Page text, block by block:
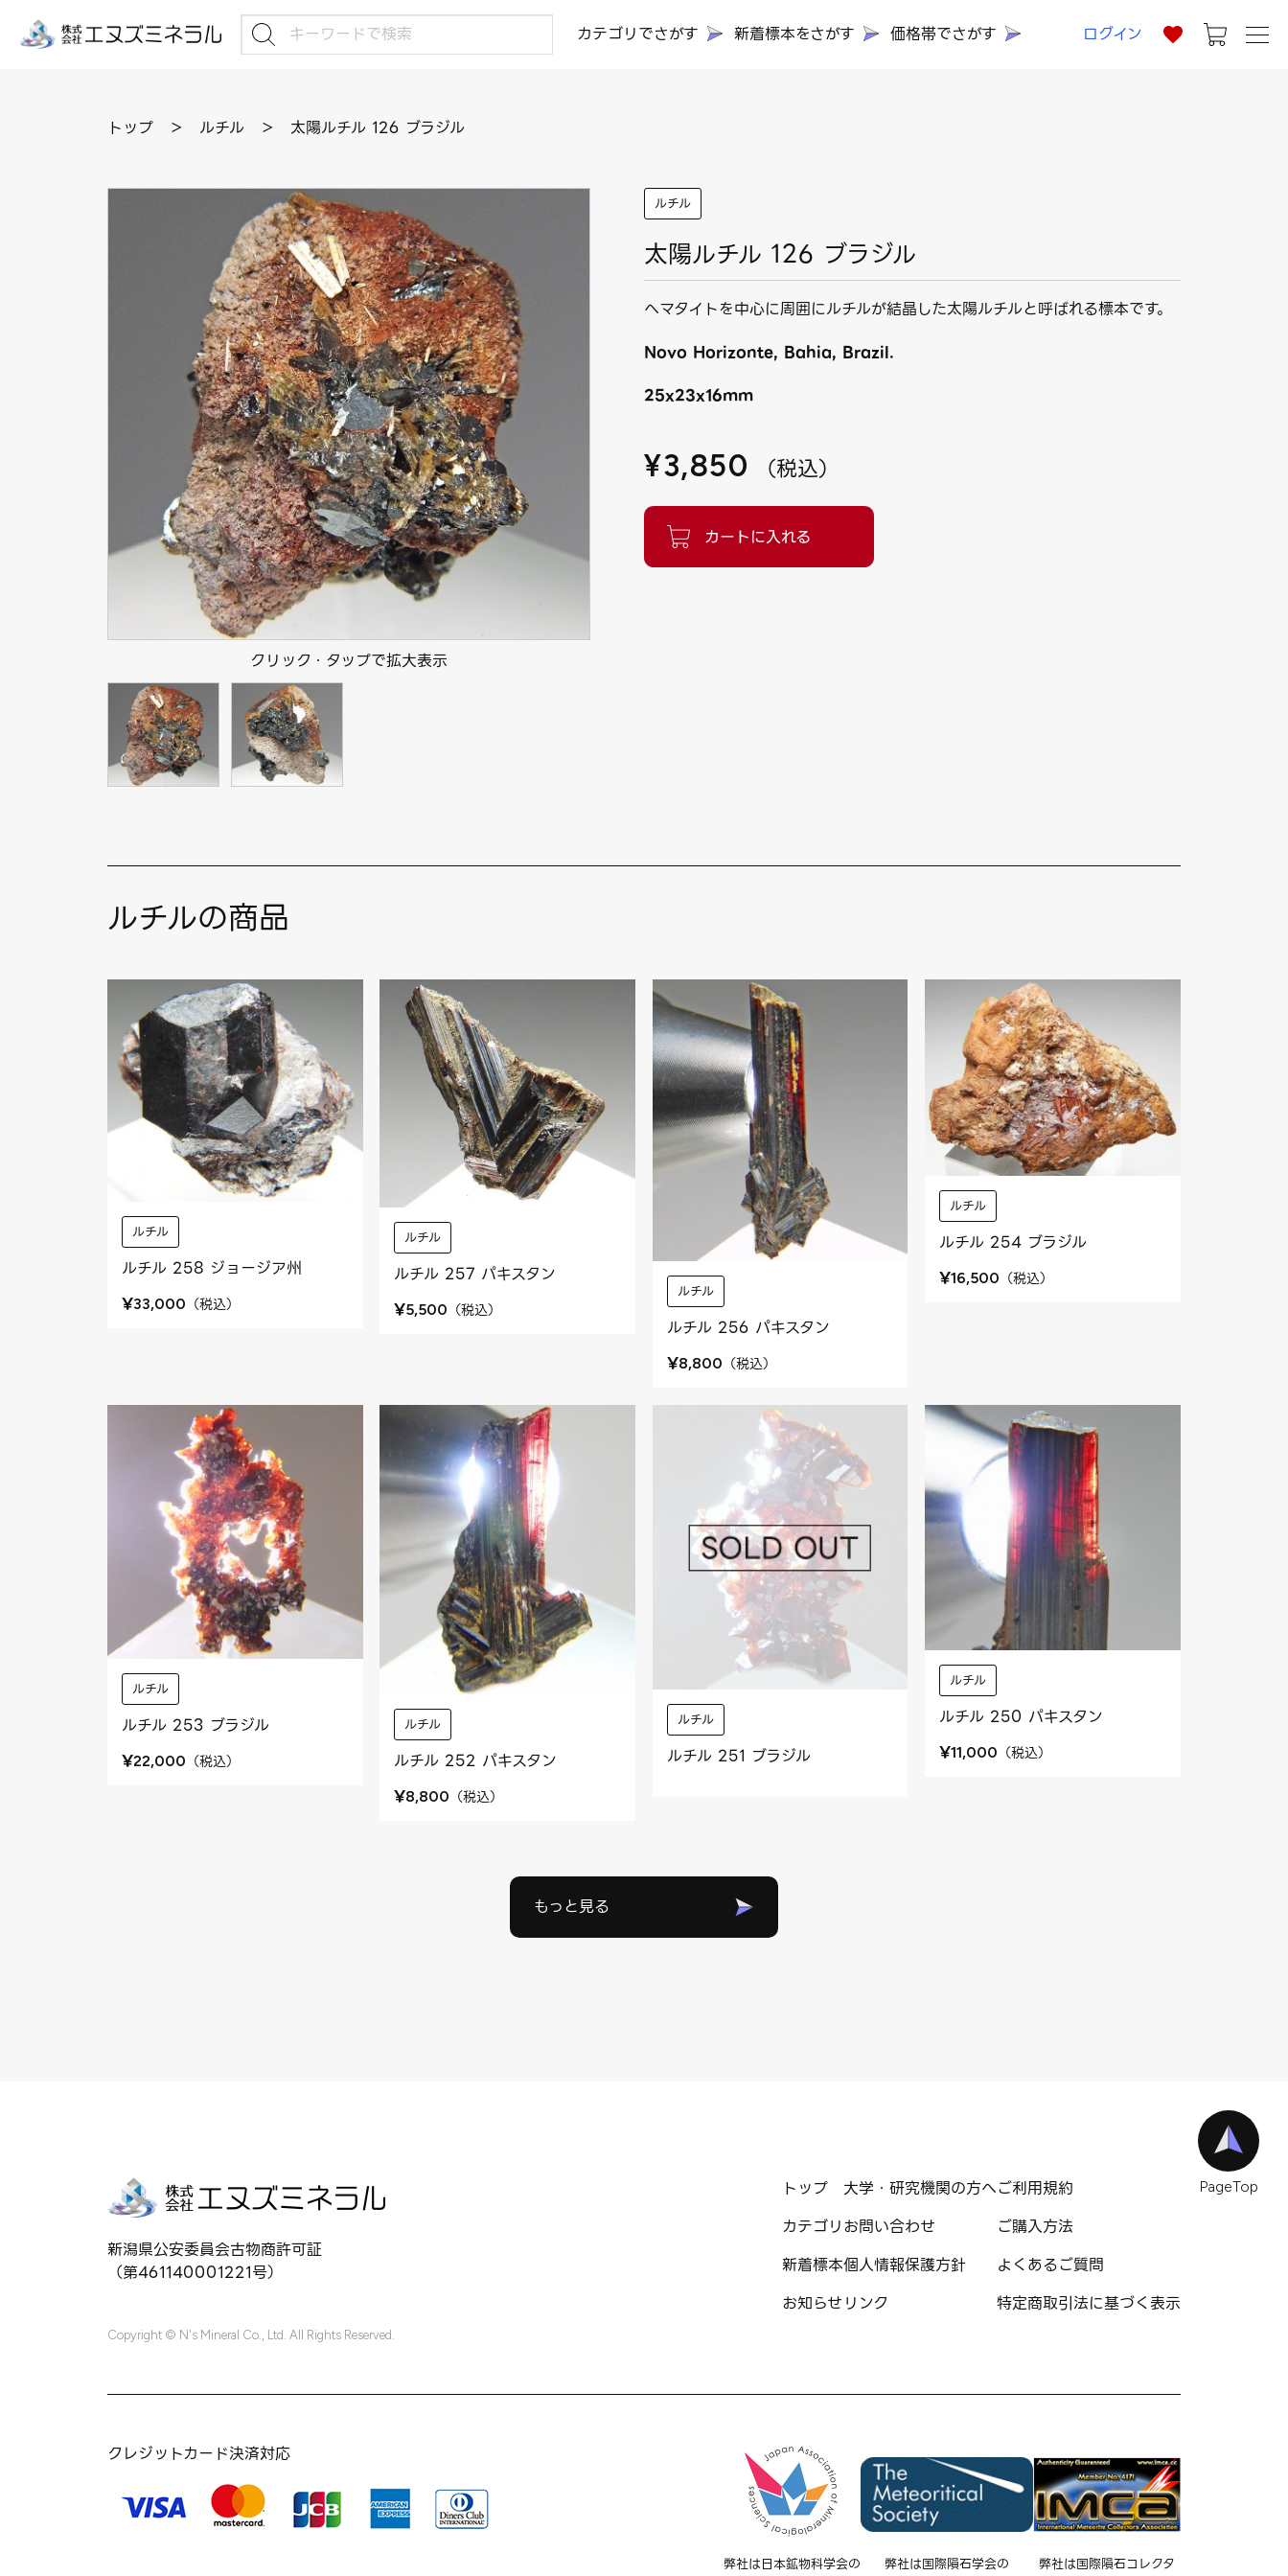
カテゴリでさがす 新着標本をさがす 価格帯でさがす ログイン
トップ ＞ ルチル ＞ 太陽ルチル 126 ブラジル
クリック・タップで拡大表示
ルチル
太陽ルチル 126 ブラジル
へマタイトを中心に周囲にルチルが結晶した太陽ルチルと呼ばれる標本です。
Novo Horizonte, Bahia, Brazil.
25x23x16mm
¥3,850 （税込）
ルチルの商品
ルチル
ルチル 258 ジョージア州
¥33,000 （税込）
ルチル
ルチル 257 パキスタン
¥5,500 （税込）
ルチル
ルチル 256 パキスタン
¥8,800 （税込）
ルチル
ルチル 254 ブラジル
¥16,500 （税込）
ルチル
ルチル 253 ブラジル
¥22,000 （税込）
ルチル
ルチル 252 パキスタン
¥8,800 （税込）
ルチル
ルチル 251 ブラジル
ルチル
ルチル 250 パキスタン
¥11,000 （税込）
もっと見る
PageTop
新潟県公安委員会古物商許可証
（第461140001221号）
Copyright © N's Mineral Co., Ltd. All Rights Reserved.
トップ
カテゴリ
新着標本
お知らせ
大学・研究機関の方へ
お問い合わせ
個人情報保護方針
リンク
ご利用規約
ご購入方法
よくあるご質問
特定商取引法に基づく表示
クレジットカード決済対応
弊社は日本鉱物科学会の 弊社は国際隕石学会の 弊社は国際隕石コレクタ